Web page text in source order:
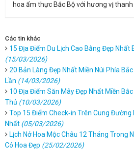
hoa ẩm thực Bắc Bộ với hương vị thanh
Các tin khác
15 Địa Điểm Du Lịch Cao Bằng Đẹp Nhất
(15/03/2026)
20 Bản Làng Đẹp Nhất Miền Núi Phía
Lần (14/03/2026)
10 Địa Điểm Săn Mây Đẹp Nhất Miền
Thủ (10/03/2026)
Top 15 Điểm Check‑in Trên Cung Đường
Nhất (05/03/2026)
Lịch Nở Hoa Mộc Châu 12 Tháng Trong
Có Hoa Đẹp (25/02/2026)